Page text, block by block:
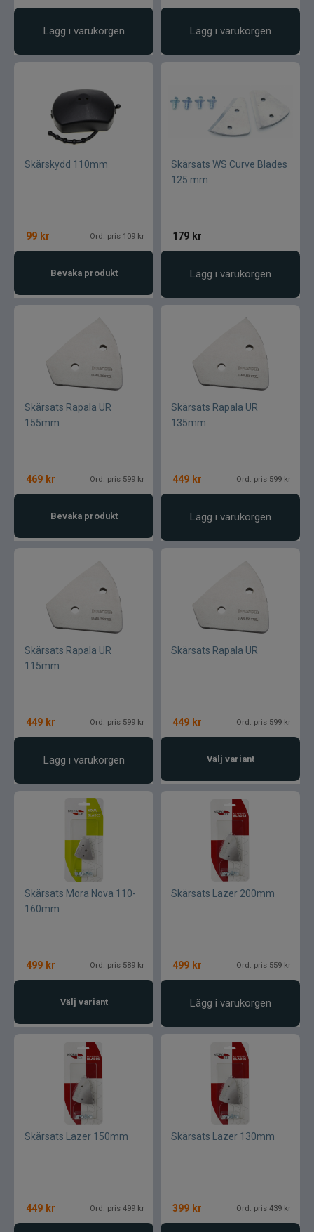
Lägg i varukorgen Lägg i varukorgen
Skärskydd 110mm
99 kr Ord. pris 109 kr
Bevaka produkt
Skärsats WS Curve Blades
125 mm
179 kr
Lägg i varukorgen
Skärsats Rapala UR
155mm
469 kr Ord. pris 599 kr
Bevaka produkt
Skärsats Rapala UR
135mm
449 kr Ord. pris 599 kr
Lägg i varukorgen
Skärsats Rapala UR
115mm
449 kr Ord. pris 599 kr
Lägg i varukorgen
Skärsats Rapala UR
449 kr Ord. pris 599 kr
Välj variant
Skärsats Mora Nova 110-
160mm
499 kr Ord. pris 589 kr
Välj variant
Skärsats Lazer 200mm
499 kr Ord. pris 559 kr
Lägg i varukorgen
Skärsats Lazer 150mm
449 kr Ord. pris 499 kr
Skärsats Lazer 130mm
399 kr Ord. pris 439 kr